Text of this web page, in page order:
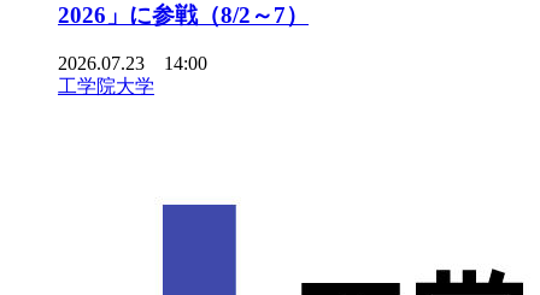
2026」に参戦（8/2～7）
2026.07.23 14:00
工学院大学